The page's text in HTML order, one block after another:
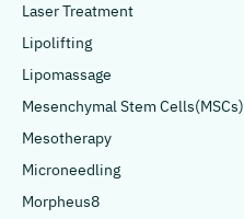
Laser Treatment
Lipolifting
Lipomassage
Mesenchymal Stem Cells(MSCs)
Mesotherapy
Microneedling
Morpheus8